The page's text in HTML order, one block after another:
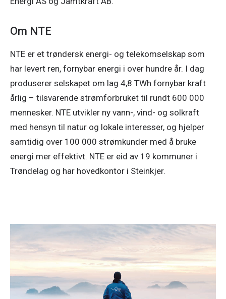
Om NTE
NTE er et trøndersk energi- og telekomselskap som
har levert ren, fornybar energi i over hundre år. I dag
produserer selskapet om lag 4,8 TWh fornybar kraft
årlig – tilsvarende strømforbruket til rundt 600 000
mennesker. NTE utvikler ny vann-, vind- og solkraft
med hensyn til natur og lokale interesser, og hjelper
samtidig over 100 000 strømkunder med å bruke
energi mer effektivt. NTE er eid av 19 kommuner i
Trøndelag og har hovedkontor i Steinkjer.
23. april 2026
Årsresultat 2025: Solid NTE-resultat
tross lave kraftpriser
Svært lave kraftpriser preger NTEs 2025-resultat.